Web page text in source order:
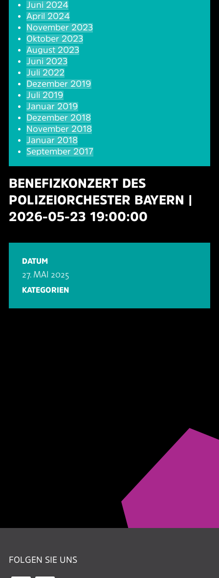
Vorträge & Lesungen
Kafé Klinker
FAQ – Fragen & Antworten
Kontakt
Jobs
Ansprechpartner
Buchungsanfrage
Juni 2024
April 2024
November 2023
Oktober 2023
August 2023
Juni 2023
Juli 2022
Dezember 2019
Juli 2019
Januar 2019
Dezember 2018
November 2018
Januar 2018
September 2017
BENEFIZKONZERT DES
POLIZEIORCHESTER BAYERN |
2026-05-23 19:00:00
DATUM
27. MAI 2025
KATEGORIEN
FOLGEN SIE UNS